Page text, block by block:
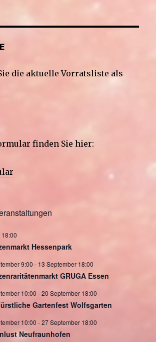
die aktuelle Vorratsliste als
finden Sie hier:
18:00
Hessenpark
9:00 - 13 September 18:00
GRUGA Essen
10:00 -20 September 18:00
Gartenfest Wolfsgarten
10:00 -27 September 18:00
Neufraunhofen